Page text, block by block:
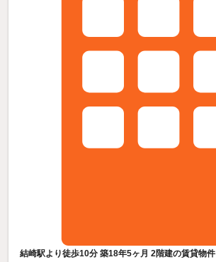
結崎駅より徒歩10分 築18年5ヶ月 2階建の賃貸物件